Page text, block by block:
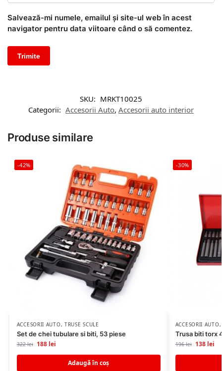
Salvează-mi numele, emailul și site-ul web în acest
navigator pentru data viitoare când o să comentez.
SKU: MRKT10025
Categorii: Accesorii Auto, Accesorii auto interior
Produse similare
-42%
ACCESORII AUTO, TRUSE SCULE
Set de chei tubulare si biti, 53 piese
322lei 188 lei
Adaugă în coș
-30%
ACCESORII AUTO
Trusa biti torx
196lei 138 lei